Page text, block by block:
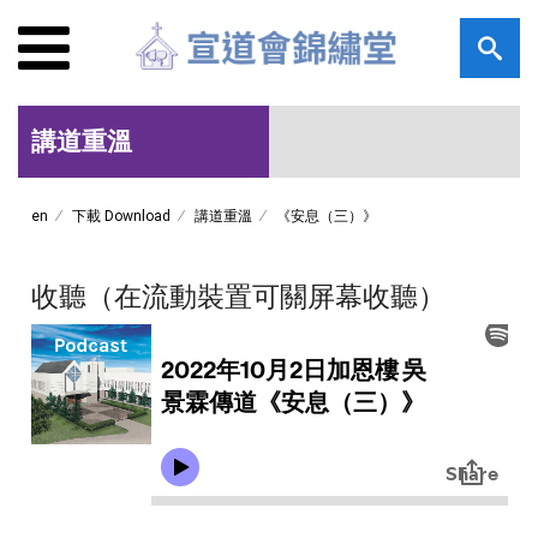
講道重溫
en 下載 Download 講道重溫 《安息（三）》
收聽（在流動裝置可關屏幕收聽）